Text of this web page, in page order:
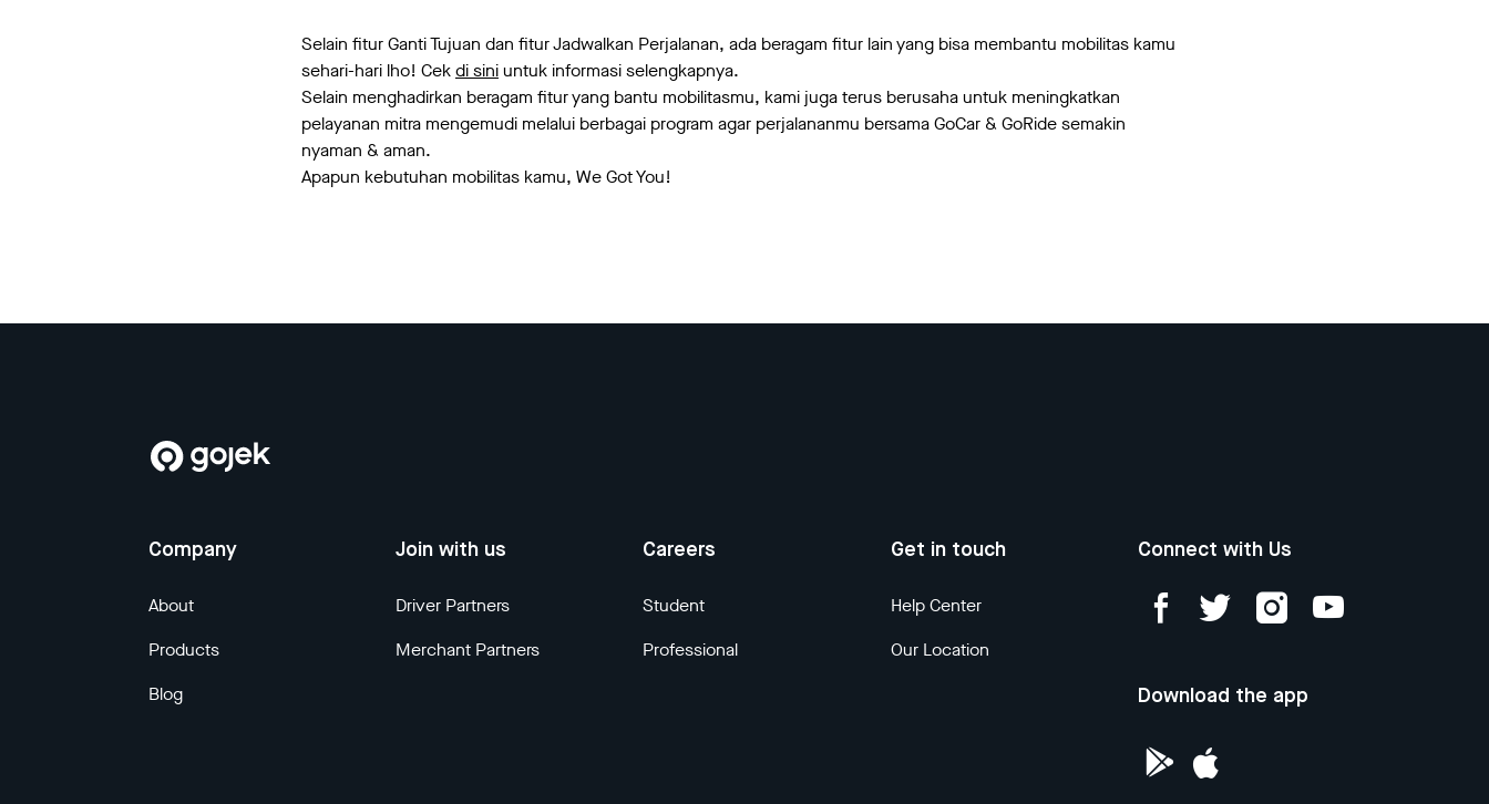
Selain fitur Ganti Tujuan dan fitur Jadwalkan Perjalanan, ada beragam fitur lain yang bisa membantu mobilitas kamu
sehari-hari lho! Cekdi siniuntuk informasi selengkapnya.
Selain menghadirkan beragam fitur yang bantu mobilitasmu, kami juga terus berusaha untuk meningkatkan
pelayanan mitra mengemudi melalui berbagai program agar perjalananmu bersama GoCar & GoRide semakin
nyaman & aman.
Apapun kebutuhan mobilitas kamu, We Got You!
Company
About
Products
Blog
Join with us
Driver Partners
Merchant Partners
Careers
Student
Professional
Get in touch
Help Center
Our Location
Connect with Us
Download the app